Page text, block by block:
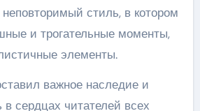
стиль, в котором
и трогательные моменты,
элементы.
важное наследие и
сердцах читателей всех